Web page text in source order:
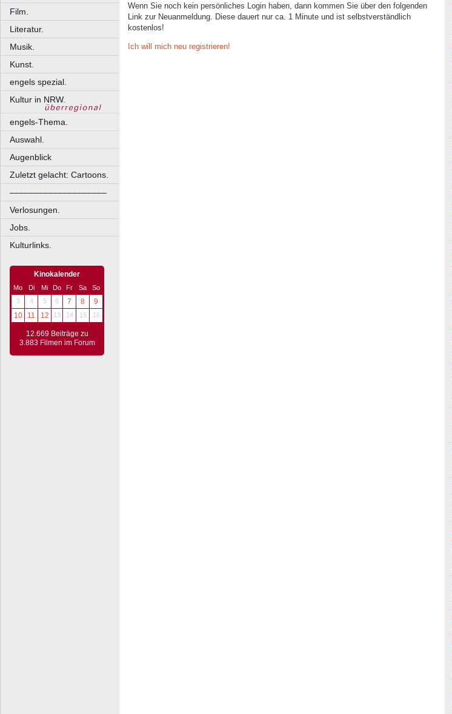
Film.
Literatur.
Musik.
Kunst.
engels spezial.
Kultur in NRW.
engels-Thema.
Auswahl.
Augenblick
Zuletzt gelacht: Cartoons.
––––––––––––––––––––
Verlosungen.
Jobs.
Kulturlinks.
Kinokalender
Mo Di Mi Do Fr Sa
So
3
4 5 6 7 8
9
10
11 12 13 14 15 16
12.669 Beiträge zu
3.883 Filmen im Forum
Wenn Sie noch kein persönliches Login haben, dann kommen Sie über den folgenden
Link zur Neuanmeldung. Diese dauert nur ca. 1 Minute und ist selbstverständlich
kostenlos!
Ich will mich neu registrieren!